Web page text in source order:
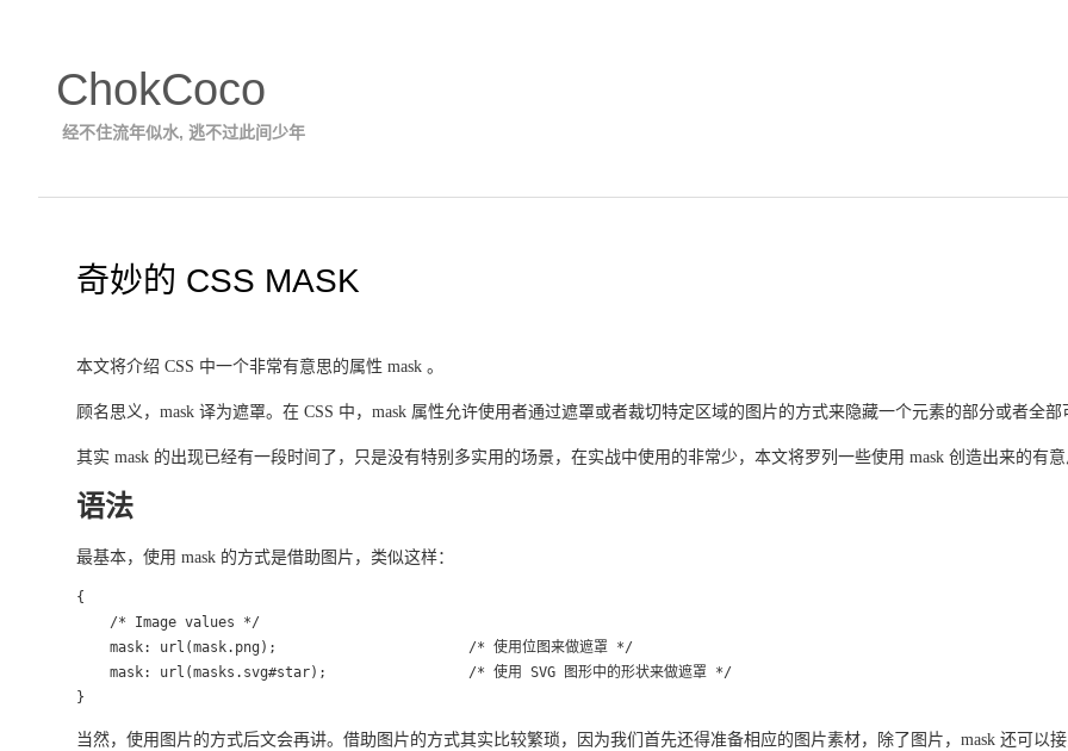
ChokCoco
经不住流年似水, 逃不过此间少年
奇妙的 CSS MASK
本文将介绍 CSS 中一个非常有意思的属性 mask 。
顾名思义，mask 译为遮罩。在 CSS 中，mask 属性允许使用者通过遮罩或者裁切特定区域的图片的方式来隐藏一个元素的部分或者全部
其实 mask 的出现已经有一段时间了，只是没有特别多实用的场景，在实战中使用的非常少，本文将罗列一些使用 mask 创造出来的有
语法
最基本，使用 mask 的方式是借助图片，类似这样：
{
    /* Image values */
    mask: url(mask.png);                       /* 使用位图来做遮罩 */
    mask: url(masks.svg#star);                 /* 使用 SVG 图形中的形状来做遮罩 */
}
当然，使用图片的方式后文会再讲。借助图片的方式其实比较繁琐，因为我们首先还得准备相应的图片素材，除了图片，mask 还可以